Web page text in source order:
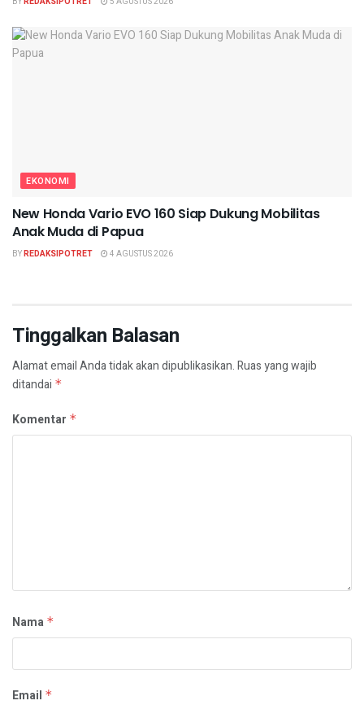
EKONOMI
New Honda Vario EVO 160 Siap Dukung Mobilitas
Anak Muda di Papua
BYREDAKSIPOTRET 4 AGUSTUS 2026
Tinggalkan Balasan
Alamat email Anda tidak akan dipublikasikan.Ruas yang wajib
ditandai *
Komentar *
Nama *
Email *